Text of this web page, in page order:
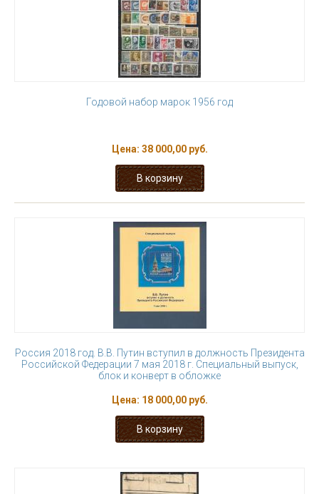
Годовой набор марок 1956 год
Цена: 38 000,00 руб.
Россия 2018 год. В.В. Путин вступил в должность Президента
Российской Федерации 7 мая 2018 г. Специальный выпуск,
блок и конверт в обложке
Цена: 18 000,00 руб.